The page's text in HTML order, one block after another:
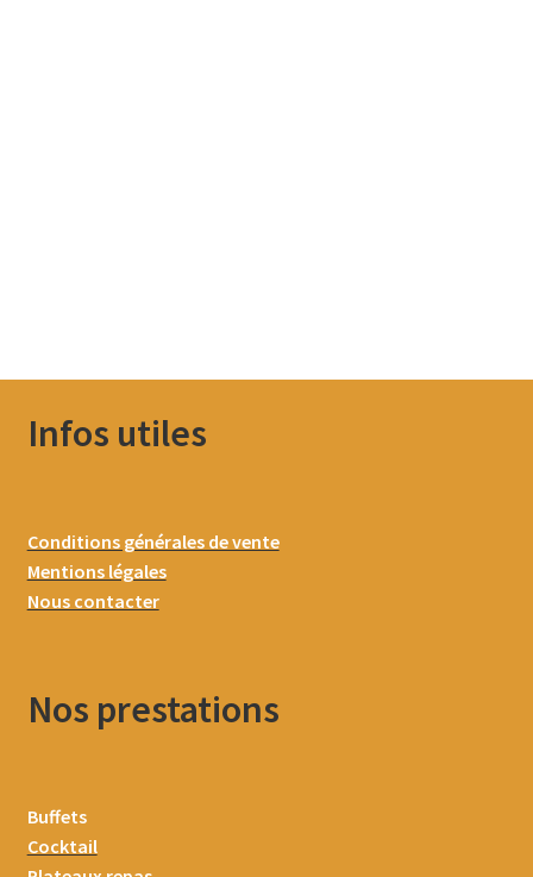
Infos utiles
Conditions générales de vente
Mentions légales
Nous contacter
Nos prestations
Buffets
Cocktail